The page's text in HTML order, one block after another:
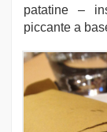
patatine –
piccante a